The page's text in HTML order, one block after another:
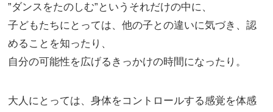
”ダンスをたのしむ”というそれだけの中に、
子どもたちにとっては、他の子との違いに気づき、認
めることを知ったり、
自分の可能性を広げるきっかけの時間になったり。
大人にとっては、身体をコントロールする感覚を体感